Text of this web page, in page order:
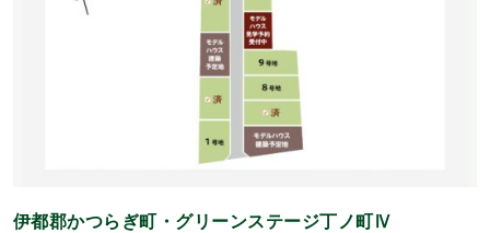
伊都郡かつらぎ町・グリーンステージ丁ノ町Ⅳ